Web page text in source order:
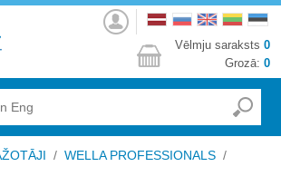
Autorizēties
Vēlmju saraksts 0
Grozā: 0
/ WELLA PROFESSIONALS /